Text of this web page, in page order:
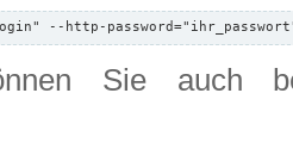
--http-
Sie auch